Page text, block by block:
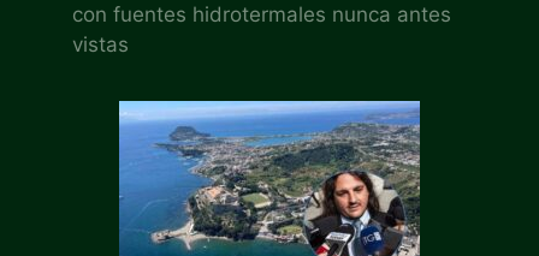
con fuentes hidrotermales nunca antes
vistas